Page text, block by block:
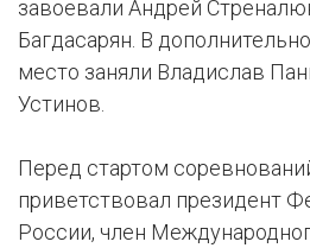
завоевали Андрей
Багдасарян. В
место заняли Владислав
Устинов.
Перед стартом
приветствовал президент
России, член